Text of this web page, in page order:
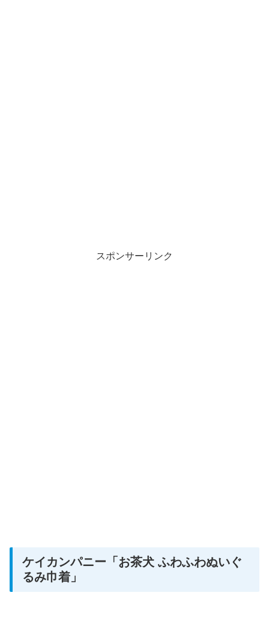
スポンサーリンク
ケイカンパニー「お茶犬 ふわふわぬいぐ
るみ巾着 」